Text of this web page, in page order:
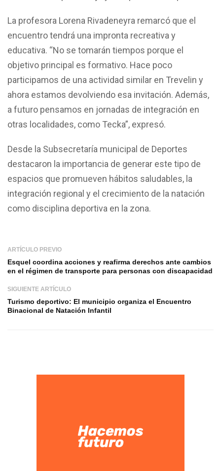
La profesora Lorena Rivadeneyra remarcó que el
encuentro tendrá una impronta recreativa y
educativa. “No se tomarán tiempos porque el
objetivo principal es formativo. Hace poco
participamos de una actividad similar en Trevelin y
ahora estamos devolviendo esa invitación. Además,
a futuro pensamos en jornadas de integración en
otras localidades, como Tecka”, expresó.
Desde la Subsecretaría municipal de Deportes
destacaron la importancia de generar este tipo de
espacios que promueven hábitos saludables, la
integración regional y el crecimiento de la natación
como disciplina deportiva en la zona.
ARTÍCULO PREVIO
Esquel coordina acciones y reafirma derechos ante cambios
en el régimen de transporte para personas con discapacidad
SIGUIENTE ARTÍCULO
Turismo deportivo: El municipio organiza el Encuentro
Binacional de Natación Infantil